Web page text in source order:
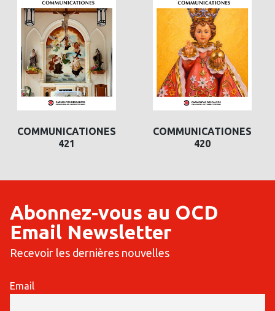
COMMUNICATIONES
420
COMMUNICATIONES
419
Abonnez-vous au OCD
Email Newsletter
Recevoir les dernières nouvelles
Email